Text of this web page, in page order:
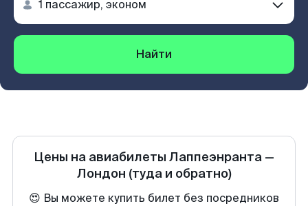
Найти
Цены на авиабилеты Лаппеэнранта —
Лондон (туда и обратно)
😍 Вы можете купить билет без посредников